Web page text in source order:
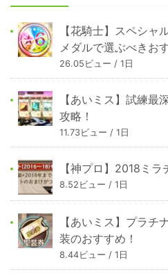
【花騎士】スペシャ
メダルで選ぶべきお
26.05ビュー / 1日
【あいミス】試練最
攻略！
11.73ビュー / 1日
【神プロ】2018ミラ
8.52ビュー / 1日
【あいミス】プラチ
装のおすすめ！
8.44ビュー / 1日